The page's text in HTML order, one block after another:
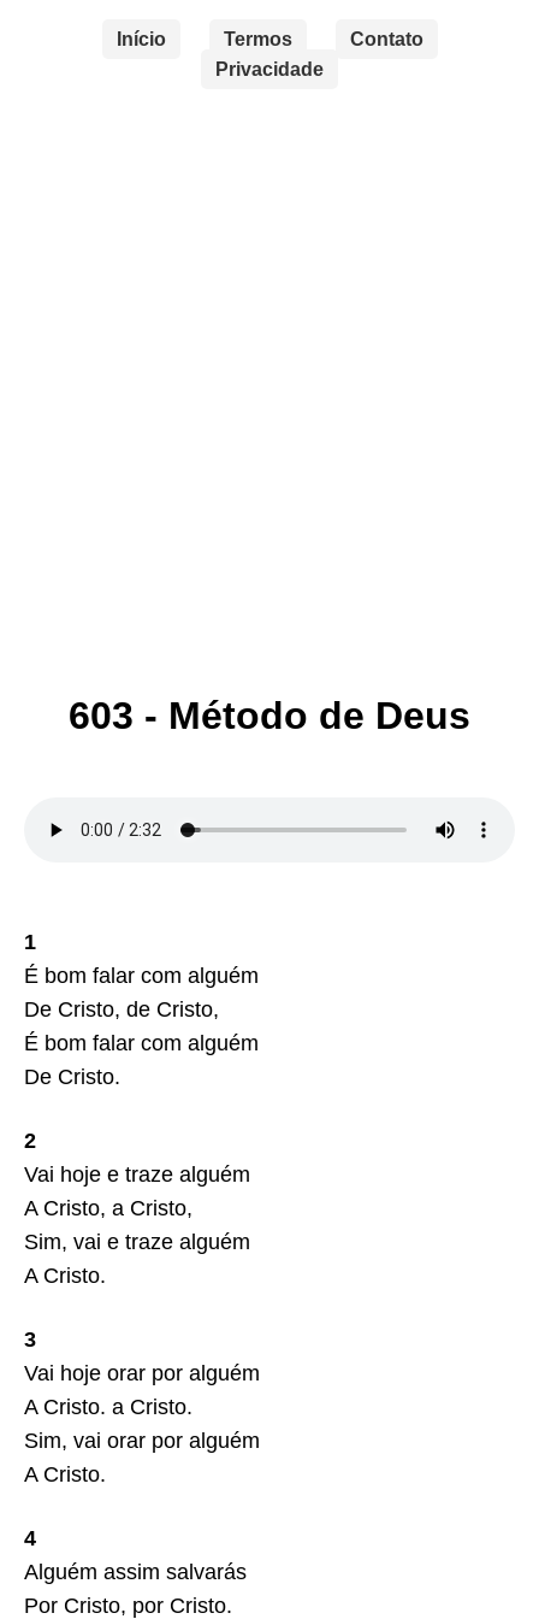
Início Termos
Contato
Privacidade
603 - Método de Deus
1
É bom falar com alguém
De Cristo, de Cristo,
É bom falar com alguém
De Cristo.
2
Vai hoje e traze alguém
A Cristo, a Cristo,
Sim, vai e traze alguém
A Cristo.
3
Vai hoje orar por alguém
A Cristo. a Cristo.
Sim, vai orar por alguém
A Cristo.
4
Alguém assim salvarás
Por Cristo, por Cristo.